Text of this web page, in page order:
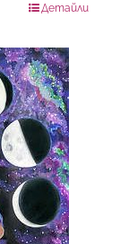
Детайли